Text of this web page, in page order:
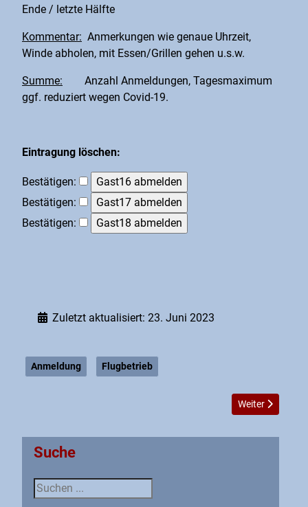
Ende / letzte Hälfte
Kommentar: Anmerkungen wie genaue Uhrzeit,
Winde abholen, mit Essen/Grillen gehen u.s.w.
Summe: Anzahl Anmeldungen, Tagesmaximum
ggf. reduziert wegen Covid-19.
Eintragung löschen:
Bestätigen:
Bestätigen:
Bestätigen:
Zuletzt aktualisiert: 23. Juni 2023
Anmeldung Flugbetrieb
Nächster
Weiter
Suche
Suche